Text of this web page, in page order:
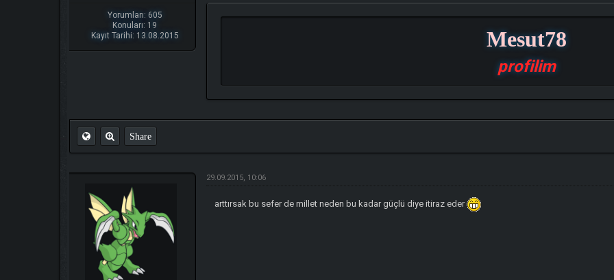
Yorumları: 605
Konuları: 19
Kayıt Tarihi: 13.08.2015
Mesut78
profilim
Share
29.09.2015, 10:06
arttırsak bu sefer de millet neden bu kadar güçlü diye itiraz eder